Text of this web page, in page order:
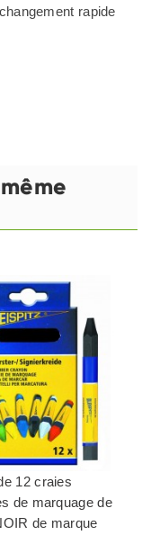
rapide
12 craies
de marquage de
de marque